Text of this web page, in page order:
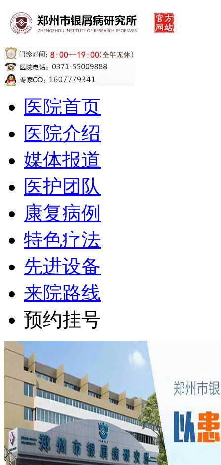
医院首页
医院介绍
媒体报道
医护团队
康复病例
特色疗法
先进设备
来院路线
预约挂号